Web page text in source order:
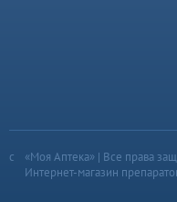
«Моя Аптека» | Все права
Интернет-магазин